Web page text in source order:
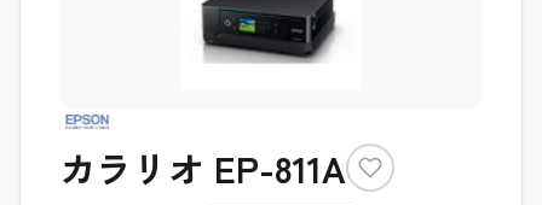
カラリオ EP-811A